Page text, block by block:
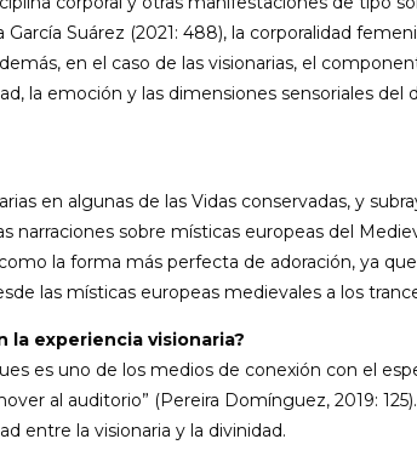
Suárez (2021: 488), la corporalidad
en el caso de las visionarias, el
la emoción y las dimensiones sensoriales
en algunas de las Vidas conservadas, y
sobre místicas europeas del
la forma más perfecta de adoración, ya
las místicas europeas medievales a los
la experiencia visionaria?
es uno de los medios de conexión con el
al auditorio” (Pereira Domínguez, 2019:
entre la visionaria y la divinidad.